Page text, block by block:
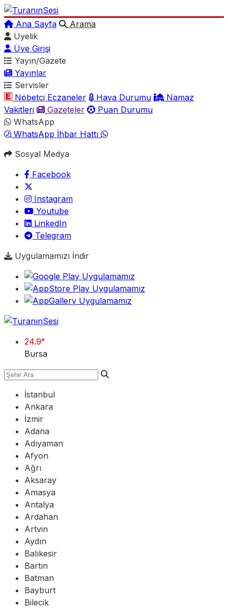
Ana Sayfa
Arama
Üyelik
Üye Girişi
Yayın/Gazete
Yayınlar
Servisler
Nöbetçi Eczaneler
Hava Durumu
Namaz
Vakitleri
Gazeteler
Puan Durumu
WhatsApp
WhatsApp İhbar Hattı
Sosyal Medya
Facebook
Instagram
Youtube
LinkedIn
Telegram
Uygulamamızı İndir
24.9°
Bursa
İstanbul
Ankara
İzmir
Adana
Adıyaman
Afyon
Ağrı
Aksaray
Amasya
Antalya
Ardahan
Artvin
Aydın
Balıkesir
Bartın
Batman
Bayburt
Bilecik